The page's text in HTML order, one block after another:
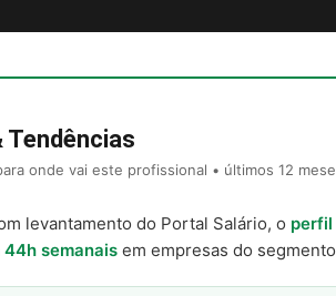
Tendências
onde vai este profissional • últimos 12
levantamento do Portal Salário, o perfil
44h semanais em empresas do